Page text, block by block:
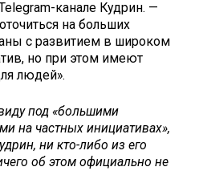
канале Кудрин. —
на больших
с развитием в широком
но при этом имеют
людей».
под «большими
на частных инициативах»,
ни кто-либо из его
об этом официально не